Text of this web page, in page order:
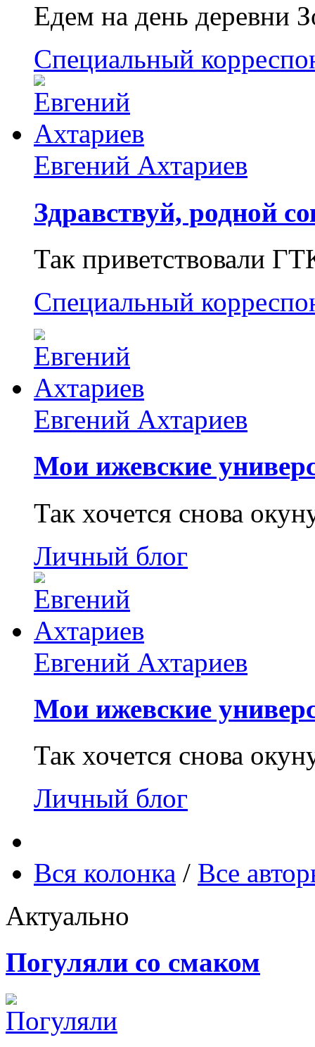
Едем на день деревни
Специальный
Евгений Ахтариев
Здравствуй, родной
Так приветствовали
Специальный
Евгений Ахтариев
Мои ижевские
Так хочется снова
Личный блог
Евгений Ахтариев
Мои ижевские
Так хочется снова
Личный блог
Вся колонка / Все
Актуально
Погуляли со смаком